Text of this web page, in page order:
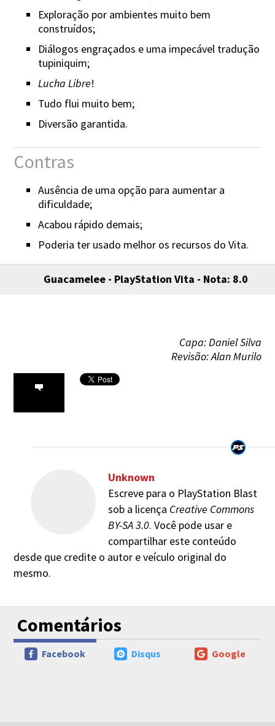
Exploração por ambientes muito bem
construídos;
Diálogos engraçados e uma impecável tradução
tupiniquim;
Lucha Libre!
Tudo flui muito bem;
Diversão garantida.
Contras
Ausência de uma opção para aumentar a
dificuldade;
Acabou rápido demais;
Poderia ter usado melhor os recursos do Vita.
Guacamelee - PlayStation Vita - Nota: 8.0
Capa: Daniel Silva
Revisão: Alan Murilo
Unknown
Escreve para o PlayStation Blast
sob a licença Creative Commons
BY-SA 3.0. Você pode usar e
compartilhar este conteúdo
desde que credite o autor e veículo original do
mesmo.
Comentários
Google
Disqus
Facebook